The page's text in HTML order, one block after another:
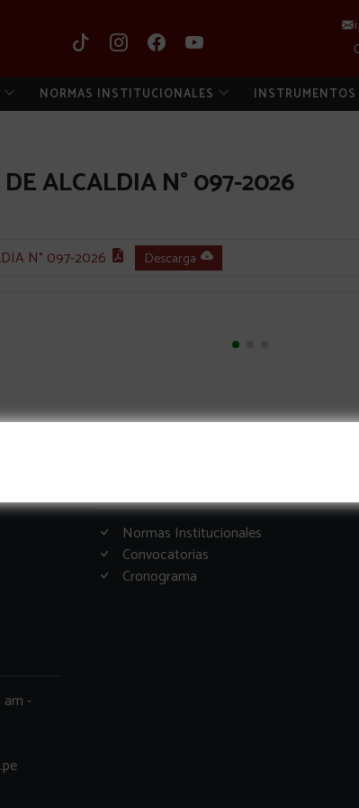
NORMAS INSTITUCIONALES
ALCALDIA N° 097-2026
N° 097-2026 Descarga
am -
Normas Institucionales
Convocatorias
Cronograma